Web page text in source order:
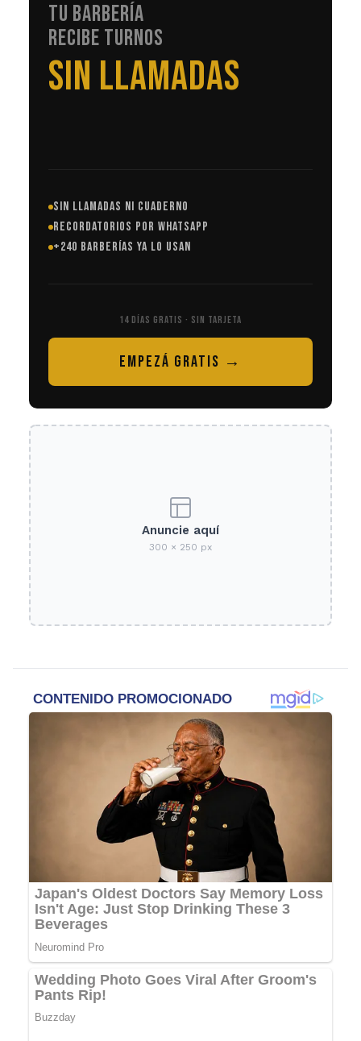
TU BARBERÍA
RECIBE TURNOS
EN AUTOMÁTICO
SIN LLAMADAS NI CUADERNO
RECORDATORIOS POR WHATSAPP
+240 BARBERÍAS YA LO USAN
14 DÍAS GRATIS · SIN TARJETA
EMPEZÁ GRATIS →
Anuncie aquí
300 × 250 px